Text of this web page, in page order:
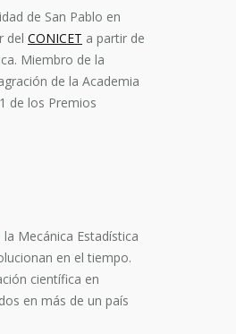
de San Pablo en
del CONICET a partir de
Miembro de la
de la Academia
de los Premios
Mecánica Estadística
en el tiempo.
científica en
en más de un país